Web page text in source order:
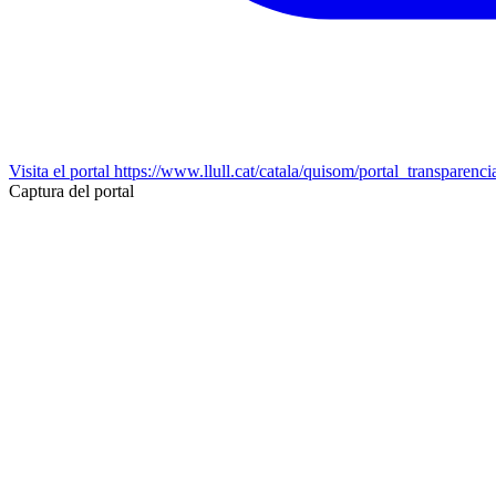
Visita el portal https://www.llull.cat/catala/quisom/
Captura del portal